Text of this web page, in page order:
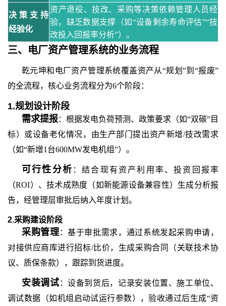
决策支持
经验化
资产退役、技改、采购等决策依赖管理人员经
验，缺乏数据支撑（如“设备剩余寿命评估”“技
改投入回报率分析”）。
三、 电厂资产管理系统的业务流程
乾元坤和 电厂资产管理系统覆盖资产从“规划”到“报废”
的全流程，核心业务流程分为6个阶段：
1.规划设计阶段
需求提报：根据发电负荷预测、政策要求（如“双碳”目
标）或设备老化情况，由生产部门提出资产新增/技改需求
（如“新增1台600MW发电机组”）。
可行性分析 ：结合现有资产利用率、投资回报率
（ROI）、技术成熟度（如新能源设备兼容性）生成分析报
告，经管理层审批后纳入年度计划。
2.采购建设阶段
采购管理 ：基于审批需求，通过系统发起采购申请，
对接供应商库进行招标/比价，生成采购合同（关联技术协
议、质保条款），跟踪到货进度。
安装调试：设备到货后，记录安装位置、施工单位、
调试数据（如机组启动试运行参数），验收通过后生成“资